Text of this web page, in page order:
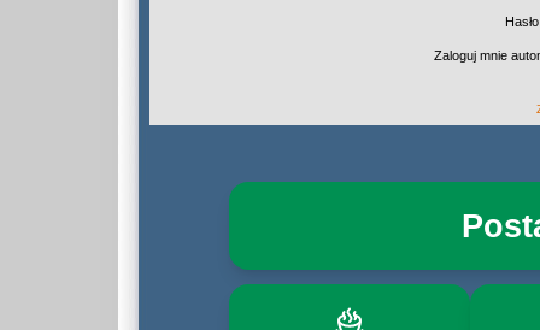
Zaloguj mnie